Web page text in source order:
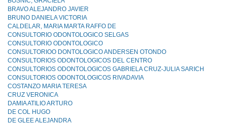
BRAVO ALEJANDRO JAVIER
BRUNO DANIELA VICTORIA
CALDELAR, MARIA MARTA RAFFO DE
CONSULTORIO ODONTOLOGICO SELGAS
CONSULTORIO ODONTOLOGlCO
CONSULTORIOO DONTOLOGICO ANDERSEN OTONDO
CONSULTORIOS ODONTOLOGICOS DEL CENTRO
CONSULTORIOS ODONTOLOGICOS GABRIELA CRUZ-JULlA SARICH
CONSULTORIOS ODONTOLOGICOS RIVADAVIA
COSTANZO MARIA TERESA
CRUZ VERONICA
DAMIA ATILIO ARTURO
DE COL HUGO
DE GLEE ALEJANDRA